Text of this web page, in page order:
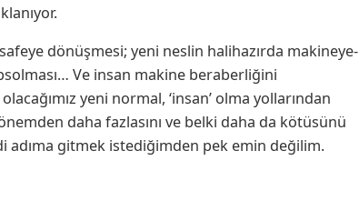
dönüşmesi; yeni neslin halihazırda makineye-
Ve insan makine beraberliğini
yeni normal, ‘insan’ olma yollarından
daha fazlasını ve belki daha da kötüsünü
adıma gitmek istediğimden pek emin değilim.